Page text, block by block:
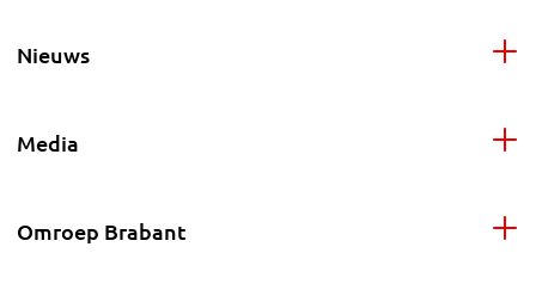
Nieuws
Media
Omroep Brabant